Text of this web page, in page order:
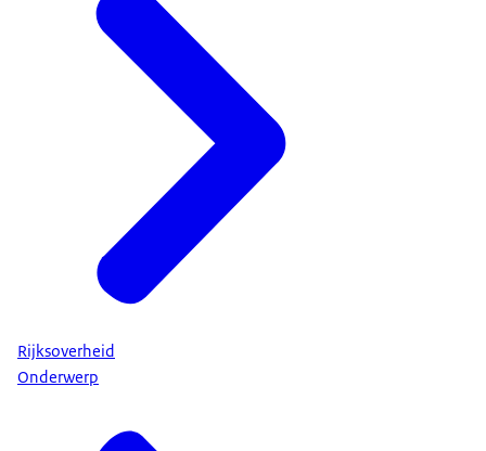
Rijksoverheid
Onderwerp